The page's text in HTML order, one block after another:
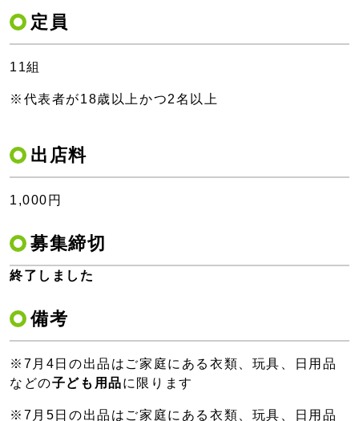
定員
11組
※代表者が18歳以上かつ2名以上
出店料
1,000円
募集締切
終了しました
備考
※7月4日の出品はご家庭にある衣類、玩具、日用品
などの子ども用品に限ります
※7月5日の出品はご家庭にある衣類、玩具、日用品